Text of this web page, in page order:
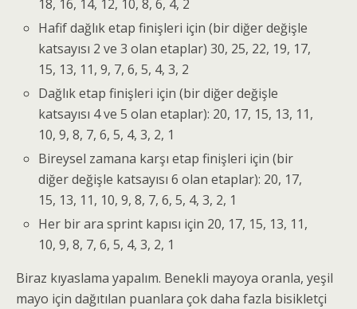
18, 16, 14, 12, 10, 8, 6, 4, 2
Hafif dağlık etap finişleri için (bir diğer değişle
katsayısı 2 ve 3 olan etaplar) 30, 25, 22, 19, 17,
15, 13, 11, 9, 7, 6, 5, 4, 3, 2
Dağlık etap finişleri için (bir diğer değişle
katsayısı 4 ve 5 olan etaplar): 20, 17, 15, 13, 11,
10, 9, 8, 7, 6, 5, 4, 3, 2, 1
Bireysel zamana karşı etap finişleri için (bir
diğer değişle katsayısı 6 olan etaplar): 20, 17,
15, 13, 11, 10, 9, 8, 7, 6, 5, 4, 3, 2, 1
Her bir ara sprint kapısı için 20, 17, 15, 13, 11,
10, 9, 8, 7, 6, 5, 4, 3, 2, 1
Biraz kıyaslama yapalım. Benekli mayoya oranla, yeşil
mayo için dağıtılan puanlara çok daha fazla bisikletçi